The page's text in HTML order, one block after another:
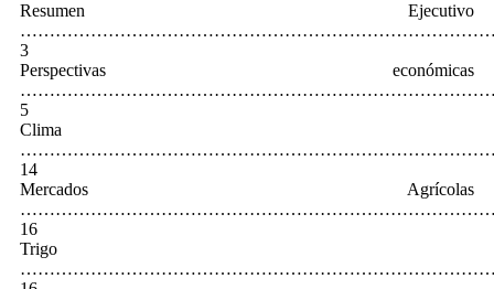
Resumen Ejecutivo
3
Perspectivas económicas
5
Clima
14
Mercados Agrícolas
16
Trigo